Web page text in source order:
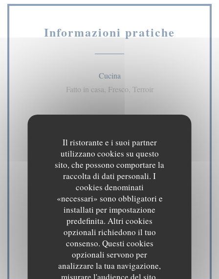
Il ristorante e i suoi partner
utilizzano cookies su questo
sito, che possono comportare la
raccolta di dati personali. I
cookies denominati
«necessari» sono obbligatori e
installati per impostazione
predefinita. Altri cookies
opzionali richiedono il tuo
consenso. Questi cookies
opzionali servono per
analizzare la tua navigazione,
misurare l'audience del sito,
Informazioni pratiche
Cucina
Fatto in casa, Fresco, Terroir
Tipologia
Servizi
Aria condizionata, Privatizzazione, Accesso disabili,
Terrazzo, Connessione wifi
Metodo di pagamento
Amex, American Express, Contactless Payment,
Eurocard / Mastercard, Contanti, Visa, Assegni,
Bancomat